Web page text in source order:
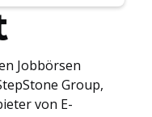
Jobbörsen
Group,
von E-